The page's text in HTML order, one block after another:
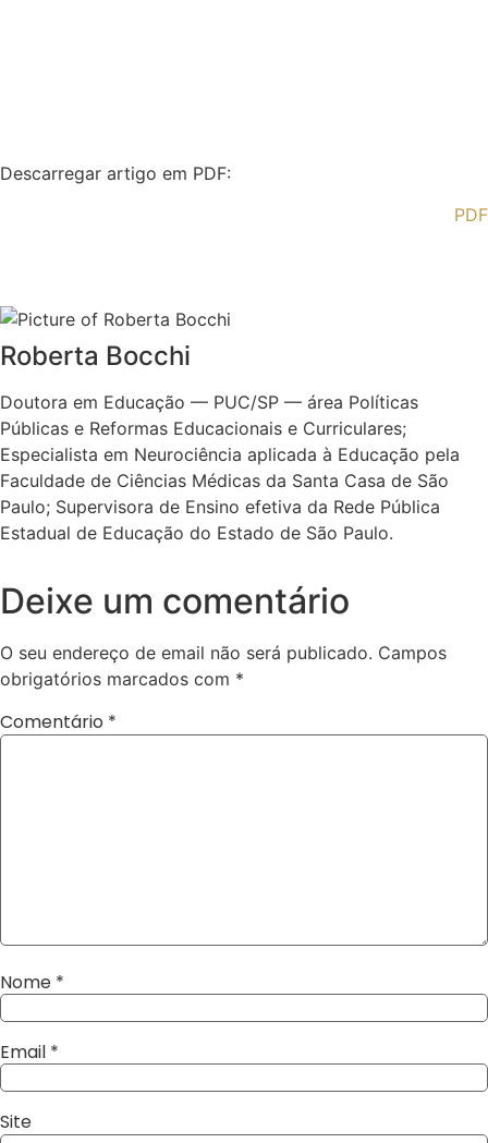
Descarregar artigo em PDF:
PDF
Roberta Bocchi
Doutora em Educação — PUC/SP — área Políticas
Públicas e Reformas Educacionais e Curriculares;
Especialista em Neurociência aplicada à Educação pela
Faculdade de Ciências Médicas da Santa Casa de São
Paulo; Supervisora de Ensino efetiva da Rede Pública
Estadual de Educação do Estado de São Paulo.
Deixe um comentário
O seu endereço de email não será publicado. Campos
obrigatórios marcados com *
Comentário *
Nome *
Email *
Site